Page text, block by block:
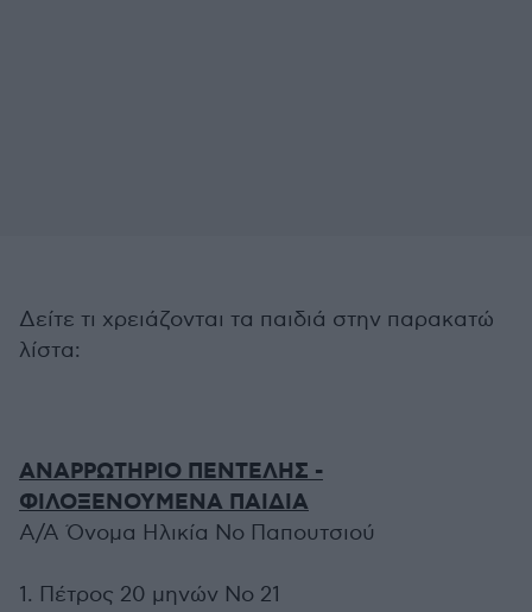
Δείτε τι χρειάζονται τα παιδιά στην παρακατώ
λίστα:
ΑΝΑΡΡΩΤΗΡΙΟ ΠΕΝΤΕΛΗΣ -
ΦΙΛΟΞΕΝΟΥΜΕΝΑ ΠΑΙΔΙΑ
Α/Α Όνομα Ηλικία Νο Παπουτσιού
1. Πέτρος 20 μηνών No 21